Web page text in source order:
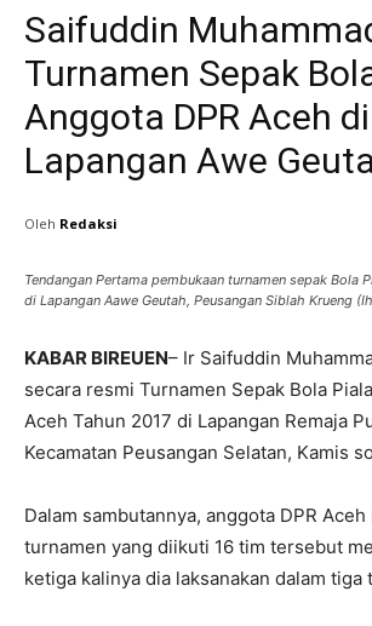
Saifuddin
Turnamen Sepak
Anggota DPR Aceh di
Lapangan Awe
Oleh Redaksi
Tendangan Pertama pembukaan turnamen sepak Bola
di Lapangan Aawe Geutah, Peusangan Siblah Krueng
KABAR BIREUEN– Ir Saifuddin
secara resmi Turnamen Sepak Bola
Aceh Tahun 2017 di Lapangan Remaja
Kecamatan Peusangan Selatan, Kamis
Dalam sambutannya, anggota DPR
turnamen yang diikuti 16 tim tersebut
ketiga kalinya dia laksanakan dalam tiga